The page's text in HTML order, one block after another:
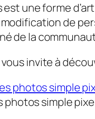
est une forme
de
de la
vous invite à
photos simple